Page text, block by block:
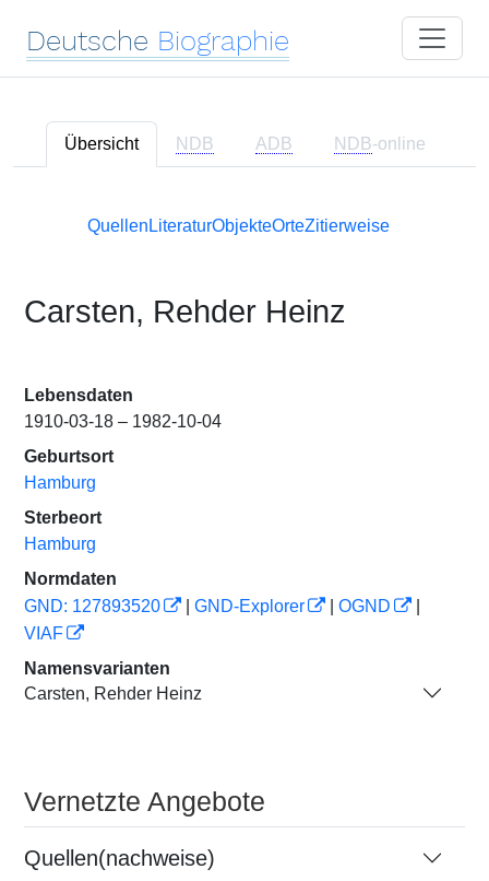
Deutsche Biographie
Übersicht NDB ADB NDB-online
Quellen LiteraturObjekteOrteZitierweise
Carsten, Rehder Heinz
Lebensdaten
1910-03-18 – 1982-10-04
Geburtsort
Hamburg
Sterbeort
Hamburg
Normdaten
GND: 127893520
GND-Explorer OGND
VIAF
Namensvarianten
Carsten, Rehder Heinz
Vernetzte Angebote
Quellen(nachweise)